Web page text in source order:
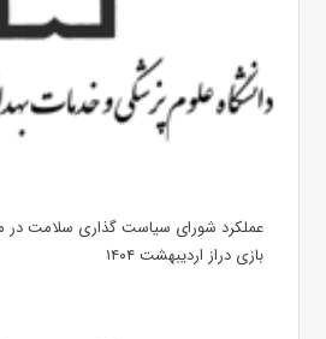
عملکرد شورای سیاست گذاری سلامت در
بازی دراز اردیبهشت ۱۴۰۴